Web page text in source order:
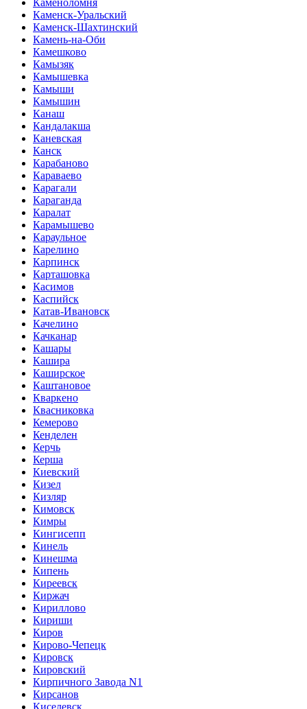
Каменск-Уральский
Каменск-Шахтинский
Камень-на-Оби
Камешково
Камызяк
Камышевка
Камыши
Камышин
Канаш
Кандалакша
Каневская
Канск
Карабаново
Караваево
Карагали
Караганда
Каралат
Карамышево
Караульное
Карелино
Карпинск
Карташовка
Касимов
Каспийск
Катав-Ивановск
Качелино
Качканар
Кашары
Кашира
Каширское
Каштановое
Кваркено
Квасниковка
Кемерово
Кенделен
Керчь
Керша
Киевский
Кизел
Кизляр
Кимовск
Кимры
Кингисепп
Кинель
Кинешма
Кипень
Киреевск
Киржач
Кириллово
Кириши
Киров
Кирово-Чепецк
Кировск
Кировский
Кирпичного Завода N1
Кирсанов
Киселевск